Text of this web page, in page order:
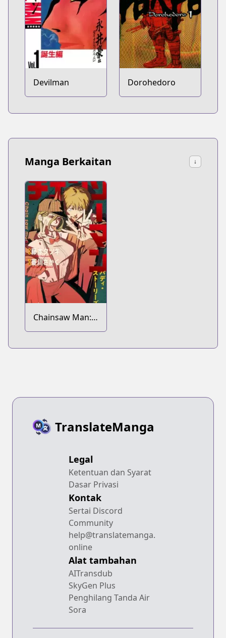
Devilman Dorohedoro
Manga Berkaitan ↓
Chainsaw Man:
Buddy Stories
TranslateManga
Legal
Ketentuan dan Syarat
Dasar Privasi
Kontak
Sertai Discord
Community
help@translatemanga.
online
Alat tambahan
AITransdub
SkyGen Plus
Penghilang Tanda Air
Sora